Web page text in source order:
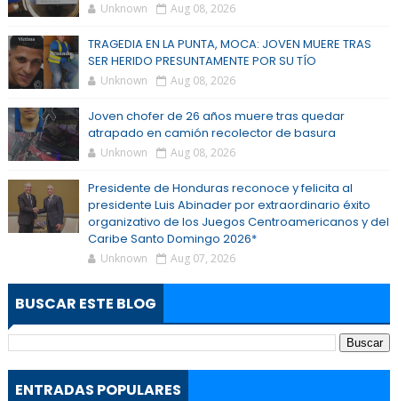
Unknown Aug 08, 2026
TRAGEDIA EN LA PUNTA, MOCA: JOVEN MUERE TRAS
SER HERIDO PRESUNTAMENTE POR SU TÍO
Unknown Aug 08, 2026
Joven chofer de 26 años muere tras quedar
atrapado en camión recolector de basura
Unknown Aug 08, 2026
Presidente de Honduras reconoce y felicita al
presidente Luis Abinader por extraordinario éxito
organizativo de los Juegos Centroamericanos y del
Caribe Santo Domingo 2026*
Unknown Aug 07, 2026
BUSCAR ESTE BLOG
ENTRADAS POPULARES